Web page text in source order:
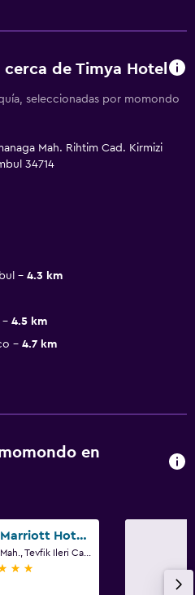
de Timya Hotel
seleccionadas por momondo
Mah. Rihtim Cad. Kirmizi
34714
4.3 km
4.5 km
4.7 km
en
Istanbul Marriott Hotel Pendik